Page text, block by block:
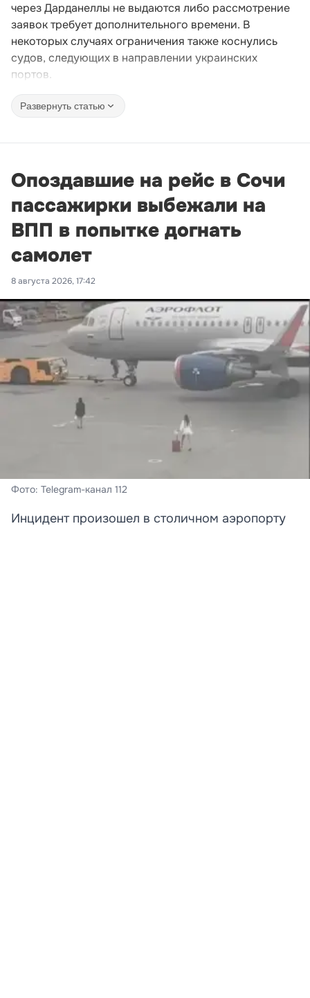
через Дарданеллы не выдаются либо рассмотрение
заявок требует дополнительного времени. В
некоторых случаях ограничения также коснулись
судов, следующих в направлении украинских
портов.
Развернуть статью
Опоздавшие на рейс в Сочи
пассажирки выбежали на
ВПП в попытке догнать
самолет
8 августа 2026, 17:42
Фото: Telegram-канал 112
Инцидент произошел в столичном аэропорту